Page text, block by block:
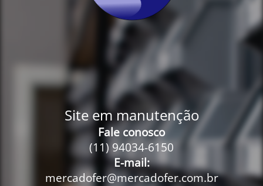
Site em manutenção
Fale conosco
(11) 94034-6150
E-mail:
mercadofer@mercadofer.com.br